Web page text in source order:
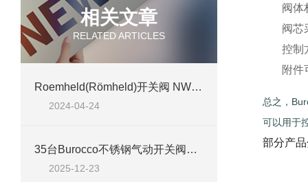
相关文章
RELATED ARTICLES
Roemheld(Römheld)开关阀 NW 4 G1/4具体参数、特点及应用行业介绍
2024-04-24
35台Burocco不锈钢气动开关阀维修全记录：钢厂设备的重生之旅
2025-12-23
阀体
阀芯
控制
附件
总之，
可以用于
部分产